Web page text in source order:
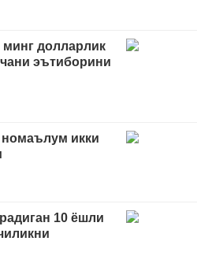
минг долларлик
эътиборини
икки
10 ёшли